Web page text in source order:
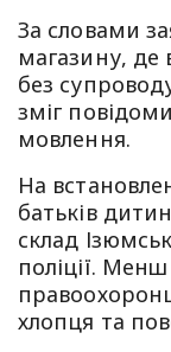
За словами
магазину,
без
зміг
мовлення.
На
батьків
склад
поліції.
хлопця та